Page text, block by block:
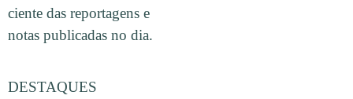
ciente das reportagens e
notas publicadas no dia.
DESTAQUES